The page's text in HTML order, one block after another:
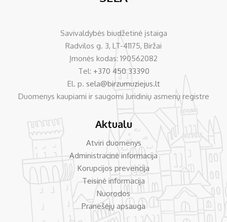
Savivaldybės biudžetinė įstaiga
Radvilos g. 3, LT-41175, Biržai
Įmonės kodas: 190562082
Tel: +370 450 33390
El. p. sela@birzumuziejus.lt
Duomenys kaupiami ir saugomi Juridinių asmenų registre
Aktualu
Atviri duomenys
Administracinė informacija
Korupcijos prevencija
Teisinė informacija
Nuorodos
Pranešėjų apsauga